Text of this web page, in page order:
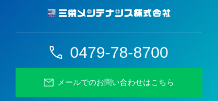
0479-78-8700
メールでのお問い合わせはこちら